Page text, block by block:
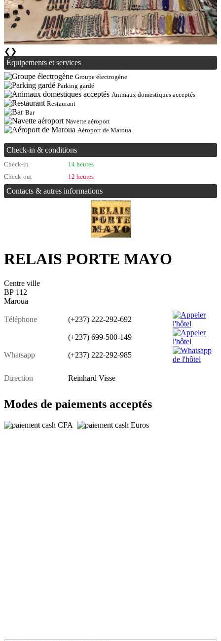
❮ ❯
Équipements et services
Groupe électrogène
Parking gardé
Animaux domestiques acceptés
Restaurant
Bar
Navette aéroport
Aéroport de Maroua
Check-in & conditions
Check-in
14 heures
Check-out
12 heures
Contacts & autres informations
RELAIS PORTE MAYO
Centre ville
BP 112
Maroua
Téléphone (+237) 222-292-692
(+237) 699-500-149
Whatsapp (+237) 222-292-985
Direction Reinhard Visse
Modes de paiements acceptés